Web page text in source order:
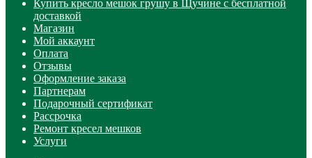
Купить кресло мешок грушу в Щучине с бесплатной
доставкой
Магазин
Мой аккаунт
Оплата
Отзывы
Оформление заказа
Партнерам
Подарочный сертификат
Рассрочка
Ремонт кресел мешков
Услуги